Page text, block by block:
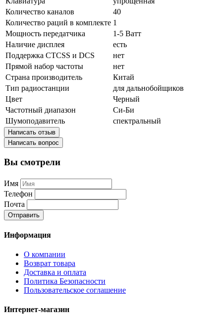
Количество каналов
40
Количество раций в комплекте 1
Мощность передатчика
1-5 Ватт
Наличие дисплея
есть
Поддержка CTCSS и DCS
нет
Прямой набор частоты
нет
Страна производитель
Китай
Тип радиостанции
для дальнобойщиков
Цвет
Черный
Частотный диапазон
Си-Би
Шумоподавитель
спектральный
Написать отзыв
Написать вопрос
Вы смотрели
Имя
Телефон
Почта
Отправить
Информация
О компании
Возврат товара
Доставка и оплата
Политика Безопасности
Пользовательское соглашение
Интернет-магазин